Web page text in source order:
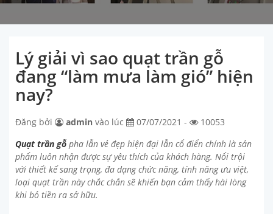
Lý giải vì sao quạt trần gỗ
đang “làm mưa làm gió” hiện
nay?
Đăng bởi admin vào lúc 07/07/2021 -
10053
Quạt trần gỗ pha lẫn vẻ đẹp hiện đại lẫn cổ điển chính là sản
phẩm luôn nhận được sự yêu thích của khách hàng. Nổi trội
với thiết kế sang trọng, đa dạng chức năng, tính năng ưu việt,
loại quạt trần này chắc chắn sẽ khiến bạn cảm thấy hài lòng
khi bỏ tiền ra sở hữu.